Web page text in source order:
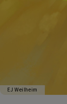
EJ Weilheim